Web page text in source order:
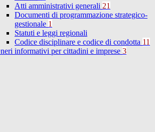
Atti amministrativi generali 21
Documenti di programmazione strategico-
gestionale 1
Statuti e leggi regionali
Codice disciplinare e codice di condotta 11
informativi per cittadini e imprese 3